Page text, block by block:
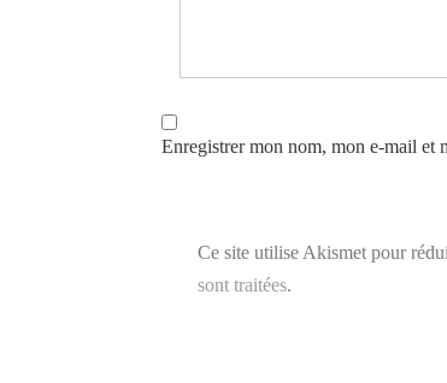
Enregistrer mon nom, mon e-mail et
Ce site utilise Akismet pour
sont traitées.